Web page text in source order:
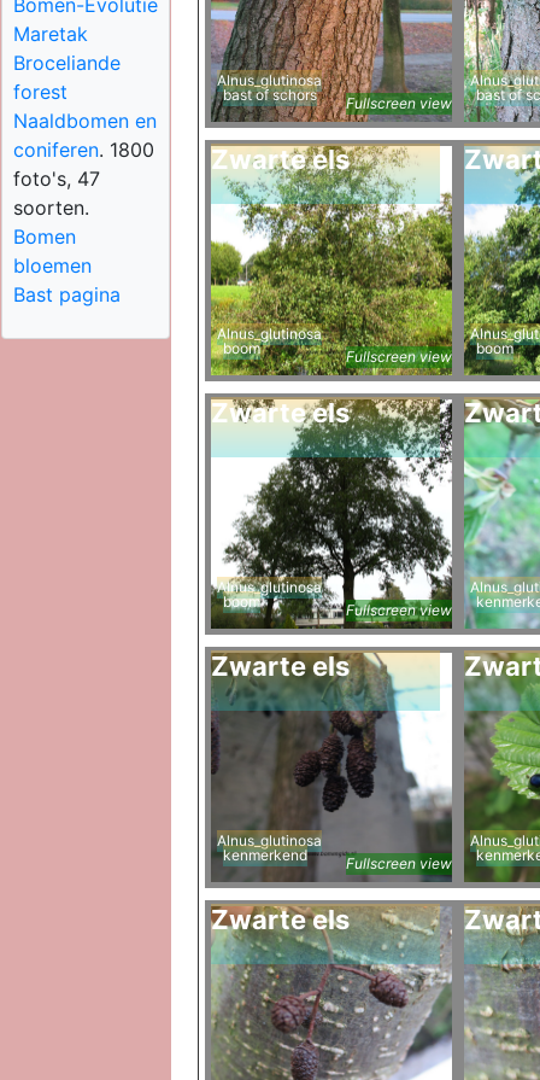
Bomen-Evolutie
Maretak
Broceliande
forest
Naaldbomen en
coniferen. 1800
foto's, 47
soorten.
Bomen
bloemen
Bast pagina
Alnus_glutinosa
bast of schors
Fullscreen view
bast of
Zwarte els
Alnus_glutinosa
boom
Fullscreen view
boom
Zwarte els
Alnus_glutinosa
boom
Fullscreen view
Zwarte els
Alnus_glutinosa
kenmerkend
Fullscreen view
Zwarte els